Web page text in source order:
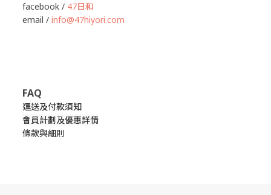
facebook / 47日和
email / info@47hiyori.com
FAQ
運送及付款須知
會員計劃及優惠詳情
條款與細則